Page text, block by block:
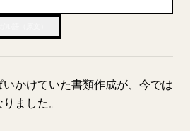
かけていた書類作成が、今では
ました。